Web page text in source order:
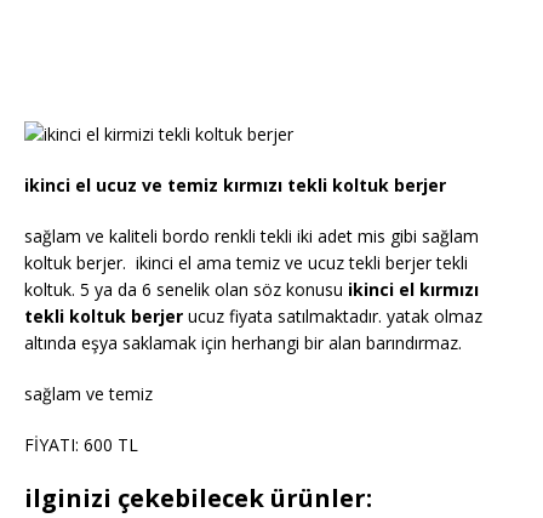
ikinci el ucuz ve temiz kırmızı tekli koltuk berjer
sağlam ve kaliteli bordo renkli tekli iki adet mis gibi sağlam
koltuk berjer. ikinci el ama temiz ve ucuz tekli berjer tekli
koltuk. 5 ya da 6 senelik olan söz konusu ikinci el kırmızı
tekli koltuk berjer ucuz fiyata satılmaktadır. yatak olmaz
altında eşya saklamak için herhangi bir alan barındırmaz.
sağlam ve temiz
FİYATI: 600 TL
ilginizi çekebilecek ürünler: